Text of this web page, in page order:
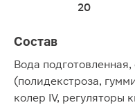
20
Состав
Вода
(полидекстроза,
колер IV, регуляторы